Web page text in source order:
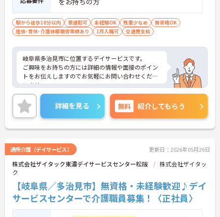
駅から徒歩10分以内 車通勤可 未経験OK 残業少なめ
無資格OK
産休･育休･介護休暇取得実績あり
1月入職可 交通費支給
岐阜県多治見市に位置するデイサービスです。
ご興味をお持ちの方には詳細の情報や面接のポイン
トをお伝えしますのでお気軽にお問い合わせくださ
いませ。
詳細を見る 無料 紹介してもらう
通所介護（デイサービス） 更新日：2026年05月26日
株式会社ザイタック東濃デイサービスセンター松阪
株式会社ザイタッ
ク
【岐阜県／多治見市】無資格・未経験歓迎♪デイ
サービスセンターで介護職員募集！〈正社員〉